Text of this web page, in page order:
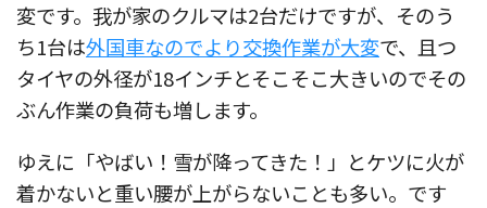
変です。我が家のクルマは2台だけですが、そのう
ち1台は外国車なのでより交換作業が大変で、且つ
タイヤの外径が18インチとそこそこ大きいのでその
ぶん作業の負荷も増します。
ゆえに「やばい！雪が降ってきた！」とケツに火が
着かないと重い腰が上がらないことも多い。です